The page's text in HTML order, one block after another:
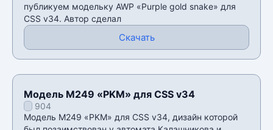
публикуем модельку AWP «Purple gold snake» для
CSS v34. Автор сделал
Скачать
Модель M249 «PKM» для CSS v34
904
Модель M249 «PKM» для CSS v34, дизайн которой